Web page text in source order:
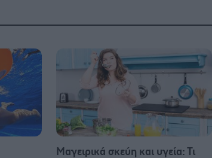
Μαγειρικά σκεύη και υγεία: Τι